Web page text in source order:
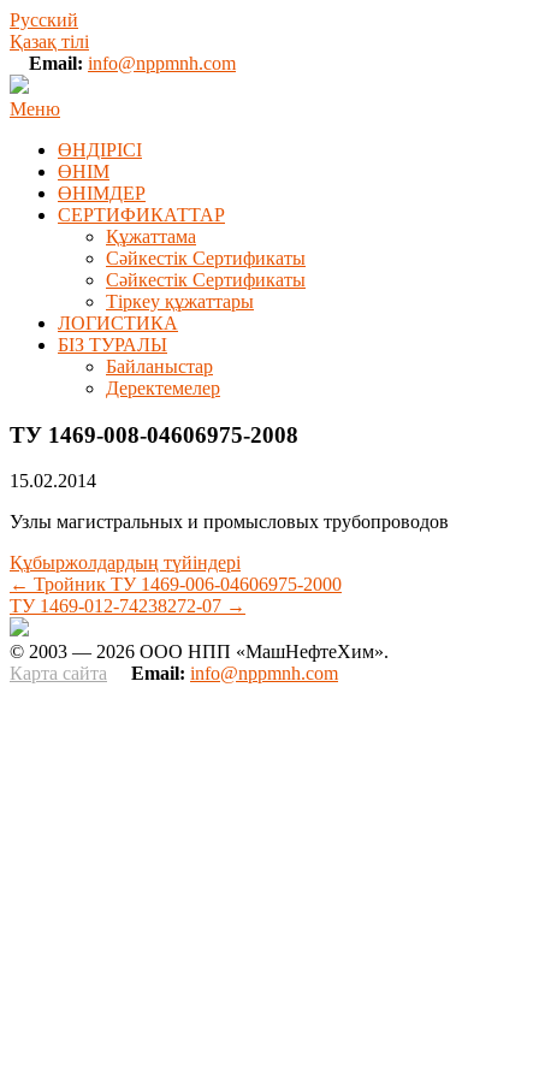
Русский
Қазақ тілі
Email: info@nppmnh.com
Меню
ӨНДІРІСІ
ӨНІМ
ӨHIМДЕР
СЕРТИФИКАТТАР
Құжаттама
Сәйкестік Сертификаты
Сәйкестік Сертификаты
Тіркеу құжаттары
ЛОГИСТИКА
БІЗ ТУРАЛЫ
Байланыстар
Деректемелер
ТУ 1469-008-04606975-2008
15.02.2014
Узлы магистральных и промысловых трубопроводов
Құбыржолдардың түйіндері
← Тройник ТУ 1469-006-04606975-2000
ТУ 1469-012-74238272-07 →
© 2003 — 2026 ООО НПП «МашНефтеХим».
Карта сайта
Email: info@nppmnh.com